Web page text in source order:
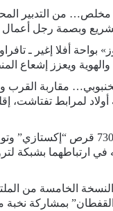
مخلص… من التدبير
وبصمة رجل أعمال
بواحة أفلا إغير ـ
ويعزز إشعاع
مقاربة القرب
أولاد لمرابط تفتاشت،
أكادير.. حجز 7300 قرص
ارتباطهما بشبكة
الخامسة من
القفطان” بمشاركة نخبة